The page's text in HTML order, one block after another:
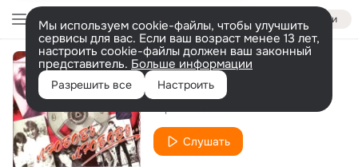
Войти
Мы используем cookie-файлы, чтобы улучшить
сервисы для вас. Если ваш возраст менее 13 лет,
настроить cookie-файлы должен ваш законный
представитель. Больше информации
Разрешить все Настроить
Не принимай
Слушать